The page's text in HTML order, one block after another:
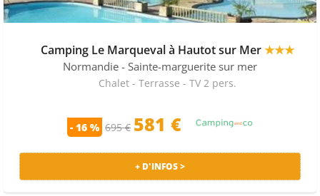
Camping Le Marqueval à Hautot sur Mer★★★
Normandie - Sainte-marguerite sur mer
Chalet - Terrasse - TV 2 pers.
- 16 % 695 € 581 €
+ D'INFOS >